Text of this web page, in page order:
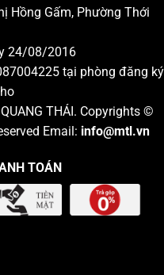
Hồng Gấm, Phường Thới
24/08/2016
tại phòng đăng ký
THÁI. Copyrights ©
Email: info@mtl.vn
TOÁN